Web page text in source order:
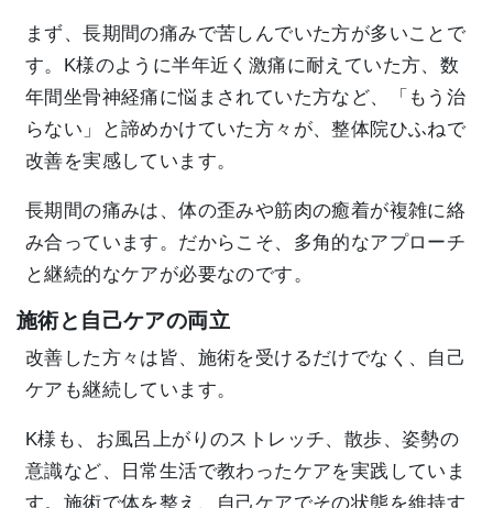
まず、長期間の痛みで苦しんでいた方が多いことで
す。K様のように半年近く激痛に耐えていた方、数
年間坐骨神経痛に悩まされていた方など、「もう治
らない」と諦めかけていた方々が、整体院ひふねで
改善を実感しています。
長期間の痛みは、体の歪みや筋肉の癒着が複雑に絡
み合っています。だからこそ、多角的なアプローチ
と継続的なケアが必要なのです。
施術と自己ケアの両立
改善した方々は皆、施術を受けるだけでなく、自己
ケアも継続しています。
K様も、お風呂上がりのストレッチ、散歩、姿勢の
意識など、日常生活で教わったケアを実践していま
す。施術で体を整え、自己ケアでその状態を維持す